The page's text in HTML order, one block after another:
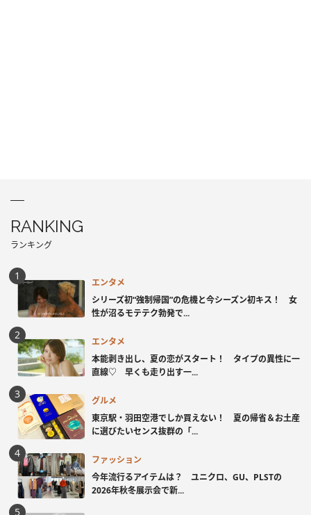
RANKING
ランキング
エンタメ
シリーズ初“強制帰国”の危機と今シーズン初キス！ 女
性が沼るモテテク勃発で...
エンタメ
本能剥き出し、夏の恋がスタート！ タイプの異性に一
直線♡ 早くも走り出す一...
グルメ
東京駅・羽田空港でしか買えない！ 夏の帰省＆お土産
に選びたいセンス抜群の「...
ファッション
今年流行るアイテムは？ ユニクロ、GU、PLSTの
2026年秋冬展示会で新...